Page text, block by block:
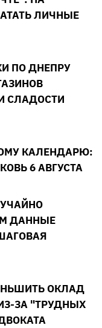
ЛИЧНЫЕ
ПО ДНЕПРУ
СЛАДОСТИ
КАЛЕНДАРЮ:
6 АВГУСТА
ДАННЫЕ
ОКЛАД
ЗА "ТРУДНЫХ